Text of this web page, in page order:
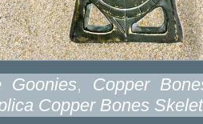
Goonies, Copper
Copper Bones